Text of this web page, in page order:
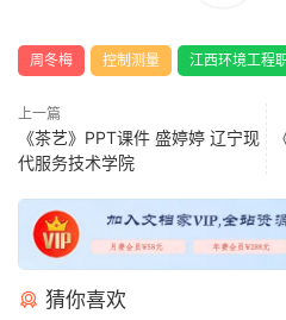
周冬梅 控制测量 江西环境工程
上一篇
《茶艺》PPT课件 盛婷婷 辽宁现
代服务技术学院
猜你喜欢